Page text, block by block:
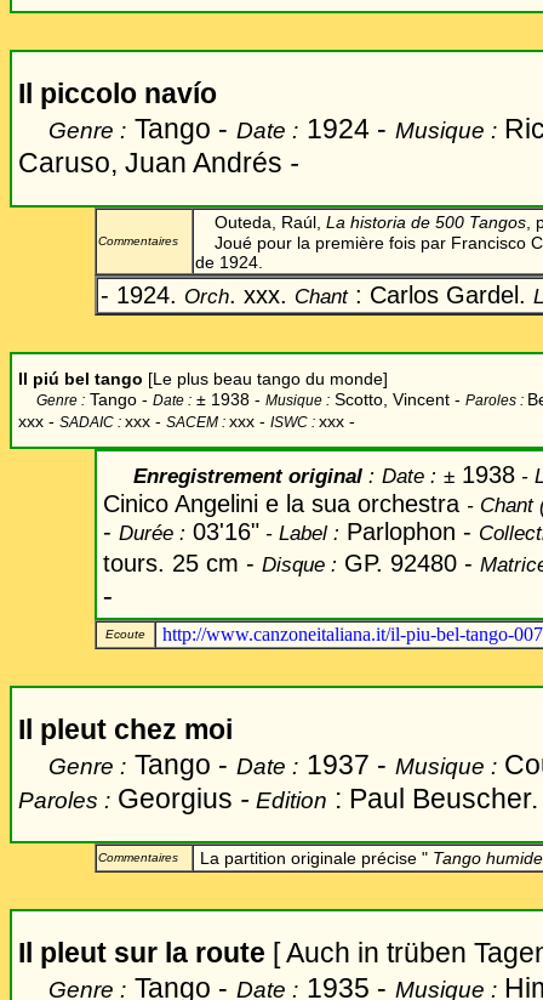
Il piccolo navío
Genre : Tango - Date : 1924 - Musique :
Caruso, Juan Andrés -
Commentaires
Outeda, Raúl, La historia de 500 Tangos ,
Joué pour la première fois par Francisco
de 1924.
- 1924. Orch. xxx. Chant: Carlos Gardel.
Il piú bel tango [Le plus beau tango du monde]
Genre : Tango - Date : ± 1938 - Musique : Scotto, Vincent - Paroles :
xxx - SADAIC : xxx - SACEM : xxx - ISWC : xxx -
Enregistrement original : Date : ± 1938 -
Cinico Angelini e la sua orchestra - Chant
- Durée : 03'16" - Label : Parlophon -
tours. 25 cm - Disque : GP. 92480 -
-
Ecoute http://www.canzoneitaliana.it/il-piu-bel-tango-
Il pleut chez moi
Genre : Tango - Date : 1937 - Musique :
Paroles : Georgius - Edition : Paul
Commentaires La partition originale précise " Tango humide
Il pleut sur la route [Auch in trüben
Genre : Tango - Date : 1935 - Musique :